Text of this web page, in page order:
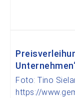
Foto: Tino
https://